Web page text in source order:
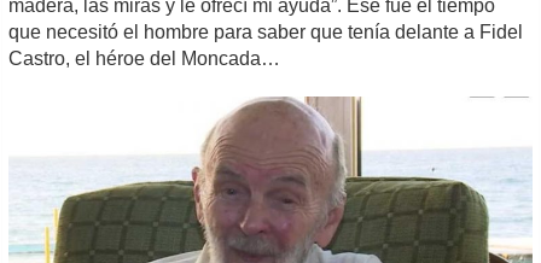
madera, las miras y le ofrecí mi ayuda”. Ese fue el tiempo
que necesitó el hombre para saber que tenía delante a Fidel
Castro, el héroe del Moncada…